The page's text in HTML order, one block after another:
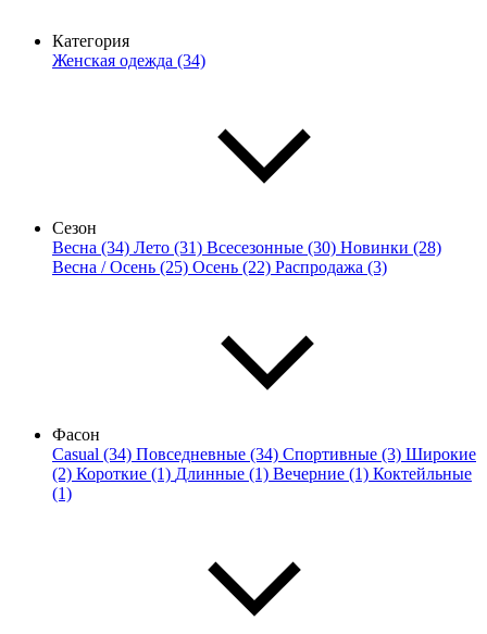
Категория
Женская одежда (34)
Сезон
Весна (34) Лето (31) Всесезонные (30) Новинки (28)
Весна / Осень (25) Осень (22) Распродажа (3)
Фасон
Casual (34) Повседневные (34) Спортивные (3) Широкие
(2) Короткие (1) Длинные (1) Вечерние (1) Коктейльные
(1)